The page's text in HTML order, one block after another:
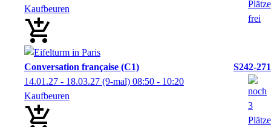
Kaufbeuren
Conversation française (C1)
S242-271
14.01.27 - 18.03.27 (9-mal) 08:50 - 10:20
Kaufbeuren